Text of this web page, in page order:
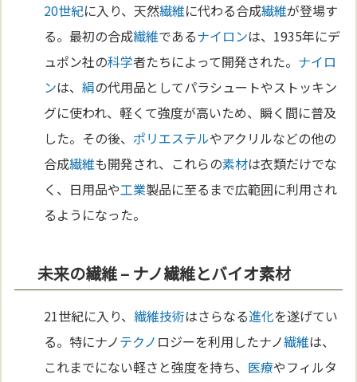
20世紀に入り、天然繊維に代わる合成繊維が登場す
る。最初の合成繊維であるナイロンは、1935年にデ
ュポン社の科学者たちによって開発された。 ナイロ
ンは、絹の代用品としてパラシュートやストッキン
グに使われ、軽くて強度が高いため、瞬く間に普及
した。その後、 ポリエステルやアクリルなどの他の
合成繊維も開発され、これらの素材は衣類だけでな
く、日用品や工業製品に至るまで広範囲に利用され
るようになった。
未来の繊維 – ナノ繊維とバイオ素材
21世紀に入り、繊維技術はさらなる進化を遂げてい
る。特にナノテクノ ロジーを利用したナノ繊維は、
これまでにない軽さと強度を持ち、 医療やフィルタ